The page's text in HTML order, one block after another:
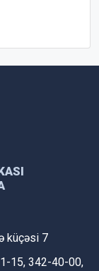
küçəsi 7
15, 342-40-00,